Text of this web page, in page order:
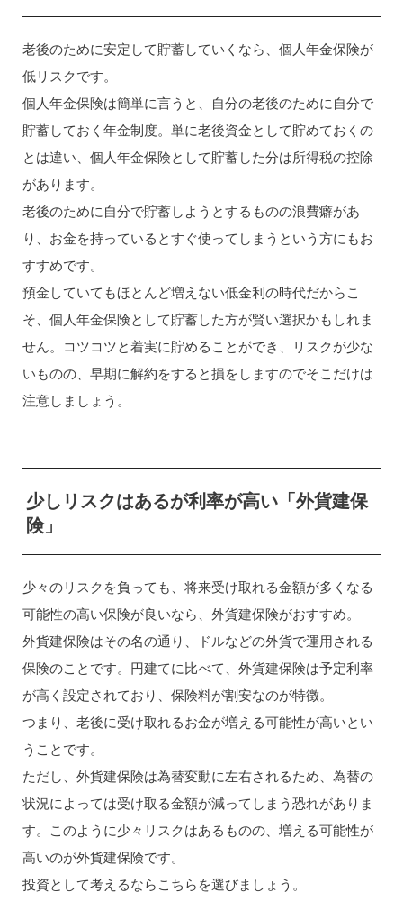
老後のために安定して貯蓄していくなら、個人年金保険が
低リスクです。
個人年金保険は簡単に言うと、自分の老後のために自分で
貯蓄しておく年金制度。単に老後資金として貯めておくの
とは違い、個人年金保険として貯蓄した分は所得税の控除
があります。
老後のために自分で貯蓄しようとするものの浪費癖があ
り、お金を持っているとすぐ使ってしまうという方にもお
すすめです。
預金していてもほとんど増えない低金利の時代だからこ
そ、個人年金保険として貯蓄した方が賢い選択かもしれま
せん。コツコツと着実に貯めることができ、リスクが少な
いものの、早期に解約をすると損をしますのでそこだけは
注意しましょう。
少しリスクはあるが利率が高い「外貨建保
険」
少々のリスクを負っても、将来受け取れる金額が多くなる
可能性の高い保険が良いなら、外貨建保険がおすすめ。
外貨建保険はその名の通り、ドルなどの外貨で運用される
保険のことです。円建てに比べて、外貨建保険は予定利率
が高く設定されており、保険料が割安なのが特徴。
つまり、老後に受け取れるお金が増える可能性が高いとい
うことです。
ただし、外貨建保険は為替変動に左右されるため、為替の
状況によっては受け取る金額が減ってしまう恐れがありま
す。このように少々リスクはあるものの、増える可能性が
高いのが外貨建保険です。
投資として考えるならこちらを選びましょう。